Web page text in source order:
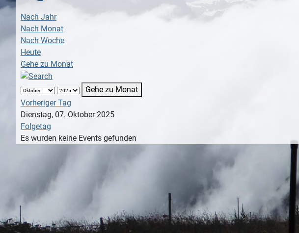
Nach Jahr
Nach Monat
Nach Woche
Heute
Gehe zu Monat
Gehe zu Monat
Vorheriger Tag
Dienstag, 07. Oktober 2025
Folgetag
Es wurden keine Events gefunden